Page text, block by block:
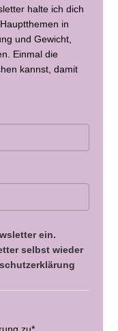
halte ich dich
in
und Gewicht,
Einmal die
kannst, damit
ein.
selbst wieder
zu*